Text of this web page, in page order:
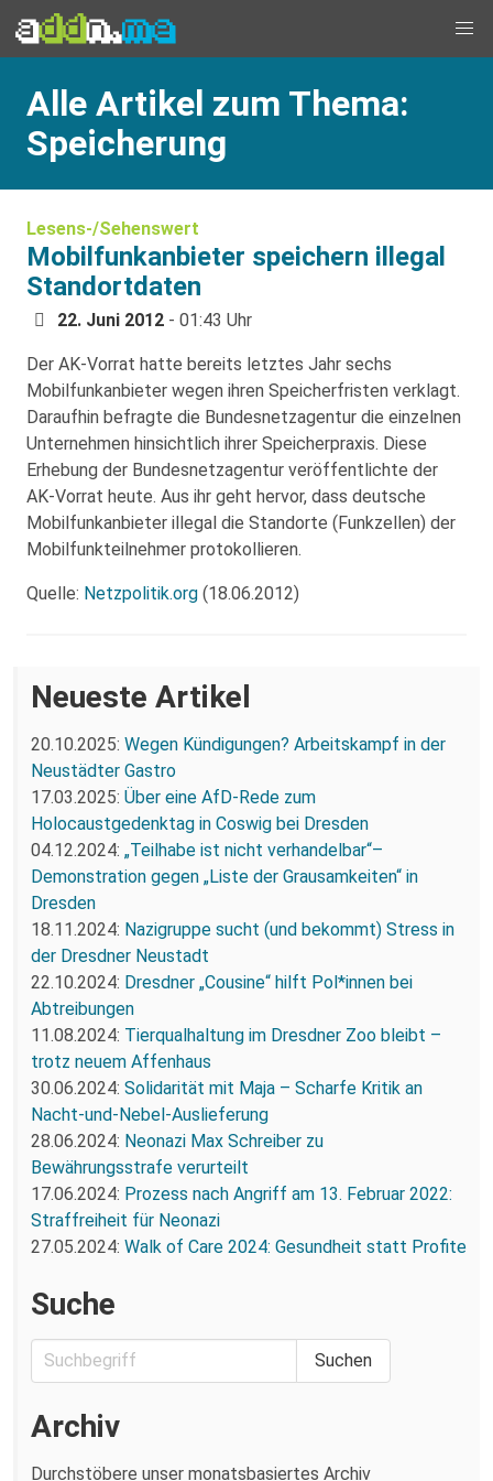
Alle Artikel zum Thema:
Speicherung
Lesens-/Sehenswert
Mobilfunkanbieter speichern illegal
Standortdaten
22. Juni 2012 - 01:43 Uhr
Der AK-Vorrat hatte bereits letztes Jahr sechs
Mobilfunkanbieter wegen ihren Speicherfristen verklagt.
Daraufhin befragte die Bundesnetzagentur die einzelnen
Unternehmen hinsichtlich ihrer Speicherpraxis. Diese
Erhebung der Bundesnetzagentur veröffentlichte der
AK-Vorrat heute. Aus ihr geht hervor, dass deutsche
Mobilfunkanbieter illegal die Standorte (Funkzellen) der
Mobilfunkteilnehmer protokollieren.
Quelle: Netzpolitik.org (18.06.2012)
Neueste Artikel
20.10.2025: Wegen Kündigungen? Arbeitskampf in der
Neustädter Gastro
17.03.2025: Über eine AfD-Rede zum
Holocaustgedenktag in Coswig bei Dresden
04.12.2024: „Teilhabe ist nicht verhandelbar“–
Demonstration gegen „Liste der Grausamkeiten“ in
Dresden
18.11.2024: Nazigruppe sucht (und bekommt) Stress in
der Dresdner Neustadt
22.10.2024: Dresdner „Cousine“ hilft Pol*innen bei
Abtreibungen
11.08.2024: Tierqualhaltung im Dresdner Zoo bleibt –
trotz neuem Affenhaus
30.06.2024: Solidarität mit Maja – Scharfe Kritik an
Nacht-und-Nebel-Auslieferung
28.06.2024: Neonazi Max Schreiber zu
Bewährungsstrafe verurteilt
17.06.2024: Prozess nach Angriff am 13. Februar 2022:
Straffreiheit für Neonazi
27.05.2024: Walk of Care 2024: Gesundheit statt Profite
Suche
Archiv
Durchstöbere unser monatsbasiertes Archiv